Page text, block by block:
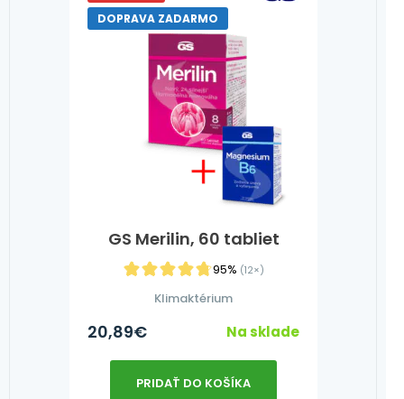
GS Merilin, 60 tabliet
95% (12×)
DOPRAVA ZADARMO
Klimaktérium
20,89€ Na sklade
PRIDAŤ DO KOŠÍKA